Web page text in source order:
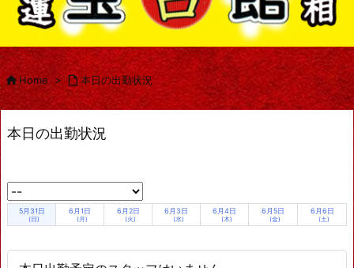
サイド
前へ

次へ
Home >  本日の出勤状況
本日の出勤状況
5月31日
(日)
6月1日
(月)
6月2日
(火)
6月3日
(水)
6月4日
(木)
6月5日
(金)
6月6日
(土)